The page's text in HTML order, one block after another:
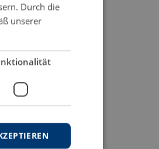
Durch die
unserer